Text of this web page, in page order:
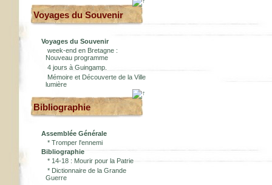
Voyages du Souvenir
Voyages du Souvenir
week-end en Bretagne :
Nouveau programme
4 jours à Guingamp.
Mémoire et Découverte de la Ville
lumière
Bibliographie
Assemblée Générale
* Tromper l'ennemi
Bibliographie
* 14-18 : Mourir pour la Patrie
* Dictionnaire de la Grande
Guerre